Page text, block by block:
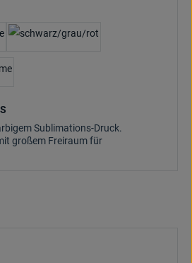
Sublimations-Druck.
großem Freiraum für